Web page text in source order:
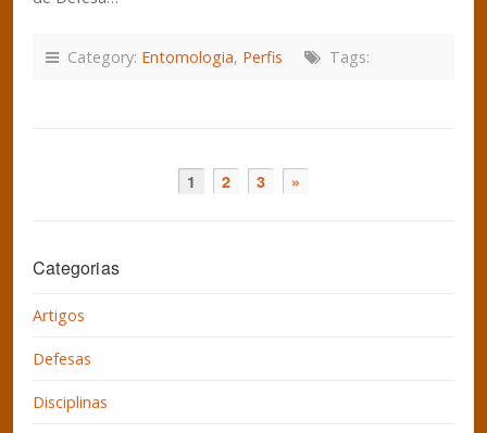
Category: Entomologia, Perfis Tags:
1 2 3 »
Categorias
Artigos
Defesas
Disciplinas